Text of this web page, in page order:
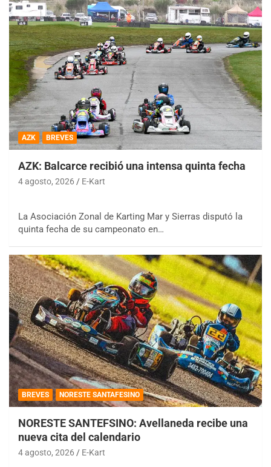
AZK BREVES
AZK: Balcarce recibió una intensa quinta fecha
4 agosto, 2026 E-Kart
La Asociación Zonal de Karting Mar y Sierras disputó la
quinta fecha de su campeonato en…
BREVES NORESTE SANTAFESINO
NORESTE SANTEFSINO: Avellaneda recibe una
nueva cita del calendario
4 agosto, 2026 E-Kart